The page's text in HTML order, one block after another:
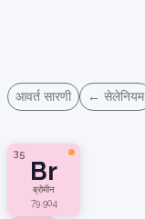
आवर्त सारणी ← सेलेनियम
35
Br
ब्रोमीन
79.904